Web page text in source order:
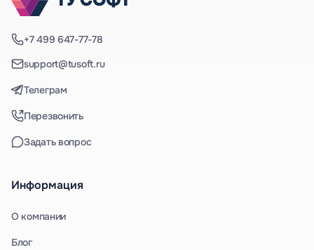
+7 499 647-77-78
support@tusoft.ru
Телеграм
Перезвонить
Задать вопрос
Информация
О компании
Блог